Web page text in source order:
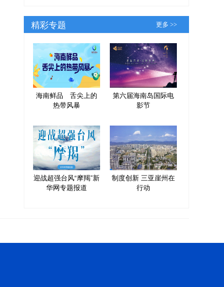
精彩专题 更多 >>
海南鲜品 舌尖上的
热带风暴
第六届海南岛国际电
影节
迎战超强台风“摩羯”新
华网专题报道
制度创新 三亚崖州在
行动